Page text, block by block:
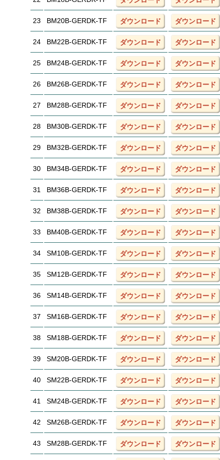
23 BM20B-GERDK-TF ダウンロード ダウンロード
24 BM22B-GERDK-TF ダウンロード ダウンロード
25 BM24B-GERDK-TF ダウンロード ダウンロード
26 BM26B-GERDK-TF ダウンロード ダウンロード
27 BM28B-GERDK-TF ダウンロード ダウンロード
28 BM30B-GERDK-TF ダウンロード ダウンロード
29 BM32B-GERDK-TF ダウンロード ダウンロード
30 BM34B-GERDK-TF ダウンロード ダウンロード
31 BM36B-GERDK-TF ダウンロード ダウンロード
32 BM38B-GERDK-TF ダウンロード ダウンロード
33 BM40B-GERDK-TF ダウンロード ダウンロード
34 SM10B-GERDK-TF ダウンロード ダウンロード
35 SM12B-GERDK-TF ダウンロード ダウンロード
36 SM14B-GERDK-TF ダウンロード ダウンロード
37 SM16B-GERDK-TF ダウンロード ダウンロード
38 SM18B-GERDK-TF ダウンロード ダウンロード
39 SM20B-GERDK-TF ダウンロード ダウンロード
40 SM22B-GERDK-TF ダウンロード ダウンロード
41 SM24B-GERDK-TF ダウンロード ダウンロード
42 SM26B-GERDK-TF ダウンロード ダウンロード
43 SM28B-GERDK-TF ダウンロード ダウンロード